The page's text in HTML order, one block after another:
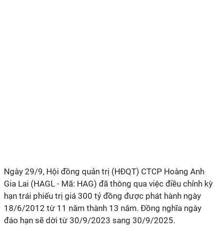
Ngày 29/9, Hội đồng quản trị (HĐQT) CTCP Hoàng Anh
Gia Lai (HAGL - Mã: HAG) đã thông qua việc điều chỉnh kỳ
hạn trái phiếu trị giá 300 tỷ đồng được phát hành ngày
18/6/2012 từ 11 năm thành 13 năm. Đồng nghĩa ngày
đáo hạn sẽ dời từ 30/9/2023 sang 30/9/2025.